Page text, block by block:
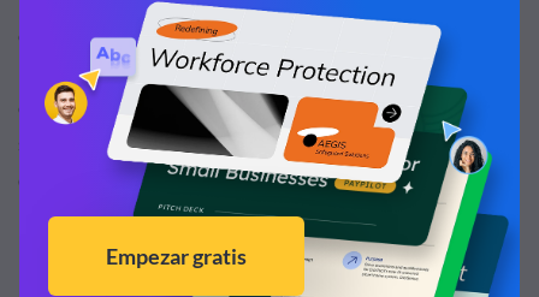
con ella porque en un momento u otro ya han pasado por
una situación similar. Puede usar esto para establecer una
conexión emocional con su audiencia, hacer que
simpaticen con su historia y que también se sientan parte
del storytelling.